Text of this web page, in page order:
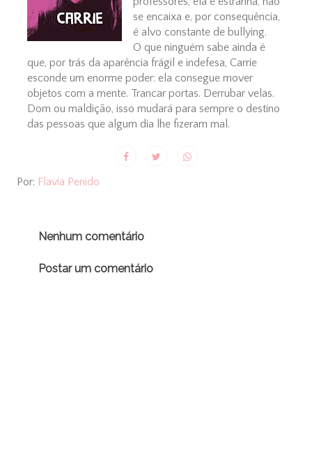
se encaixa e, por consequência,
é alvo constante de bullying.
O que ninguém sabe ainda é
que, por trás da aparência frágil e indefesa, Carrie
esconde um enorme poder: ela consegue mover
objetos com a mente. Trancar portas. Derrubar velas.
Dom ou maldição, isso mudará para sempre o destino
das pessoas que algum dia lhe fizeram mal.
Por: Flavia Penido
Nenhum comentário
Postar um comentário